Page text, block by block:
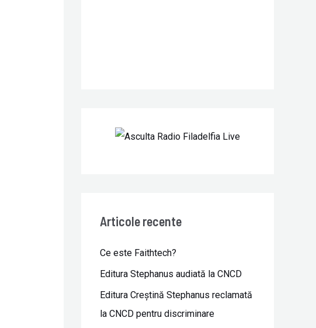
Articole recente
Ce este Faithtech?
Editura Stephanus audiată la CNCD
Editura Creștină Stephanus reclamată
la CNCD pentru discriminare